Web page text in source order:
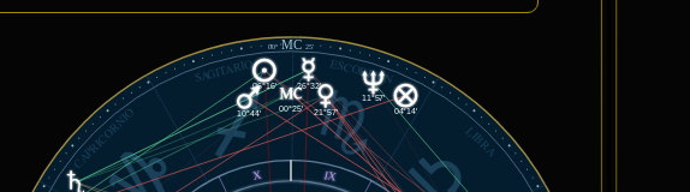
00°MC 25'
LIBRA
ESCORPIÓN
SAGITARIO
CAPRICORNIO
X IX
06°16' 26°32'
21°57'
10°44'
11°57'
00°25' 04°14'